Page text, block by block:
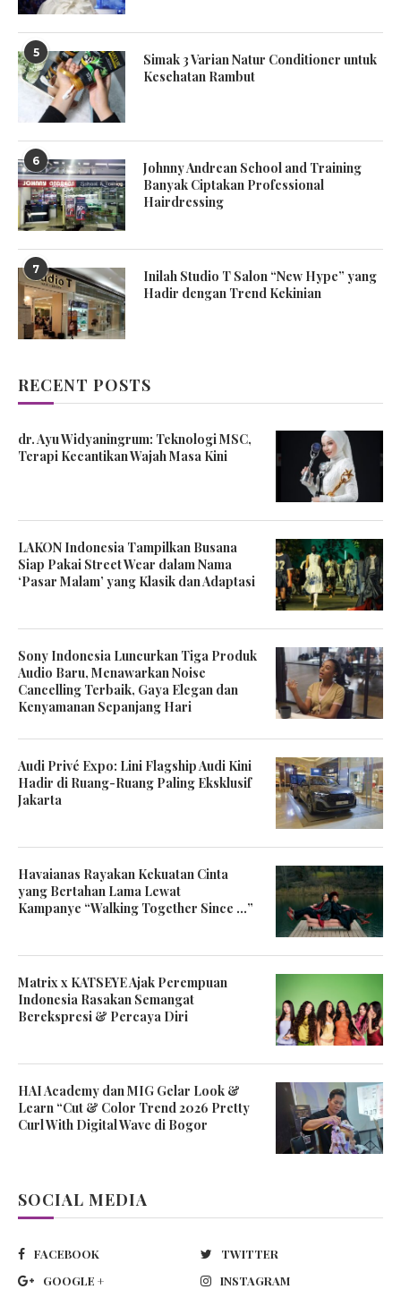
5
Simak 3 Varian Natur Conditioner untuk
Kesehatan Rambut
6
Johnny Andrean School and Training
Banyak Ciptakan Professional
Hairdressing
7
Inilah Studio T Salon “New Hype” yang
Hadir dengan Trend Kekinian
RECENT POSTS
dr. Ayu Widyaningrum: Teknologi MSC,
Terapi Kecantikan Wajah Masa Kini
LAKON Indonesia Tampilkan Busana
Siap Pakai Street Wear dalam Nama
‘Pasar Malam’ yang Klasik dan Adaptasi
Sony Indonesia Luncurkan Tiga Produk
Audio Baru, Menawarkan Noise
Cancelling Terbaik, Gaya Elegan dan
Kenyamanan Sepanjang Hari
Audi Privé Expo: Lini Flagship Audi Kini
Hadir di Ruang-Ruang Paling Eksklusif
Jakarta
Havaianas Rayakan Kekuatan Cinta
yang Bertahan Lama Lewat
Kampanye “Walking Together Since …”
Matrix x KATSEYE Ajak Perempuan
Indonesia Rasakan Semangat
Berekspresi & Percaya Diri
HAI Academy dan MIG Gelar Look &
Learn “Cut & Color Trend 2026 Pretty
Curl With Digital Wave di Bogor
SOCIAL MEDIA
FACEBOOK
TWITTER
GOOGLE +
INSTAGRAM